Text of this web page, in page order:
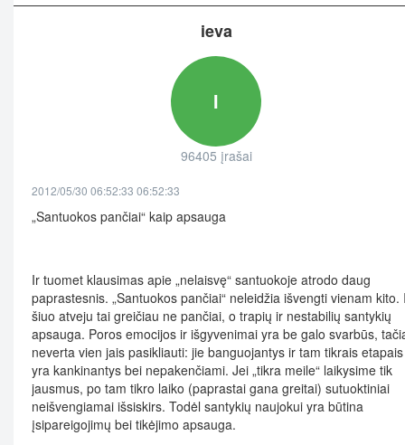
ieva
I
96405 įrašai
2012/05/30 06:52:33 06:52:33
„Santuokos pančiai“ kaip apsauga
Ir tuomet klausimas apie „nelaisvę“ santuokoje atrodo daug
paprastesnis. „Santuokos pančiai“ neleidžia išvengti vienam kito.
šiuo atveju tai greičiau ne pančiai, o trapių ir nestabilių santykių
apsauga. Poros emocijos ir išgyvenimai yra be galo svarbūs,
neverta vien jais pasikliauti: jie banguojantys ir tam tikrais etapais
yra kankinantys bei nepakenčiami. Jei „tikra meile“ laikysime tik
jausmus, po tam tikro laiko (paprastai gana greitai) sutuoktiniai
neišvengiamai išsiskirs. Todėl santykių naujokui yra būtina
įsipareigojimų bei tikėjimo apsauga.